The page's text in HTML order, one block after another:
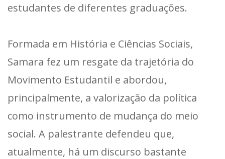
estudantes de diferentes graduações.
Formada em História e Ciências Sociais,
Samara fez um resgate da trajetória do
Movimento Estudantil e abordou,
principalmente, a valorização da política
como instrumento de mudança do meio
social. A palestrante defendeu que,
atualmente, há um discurso bastante